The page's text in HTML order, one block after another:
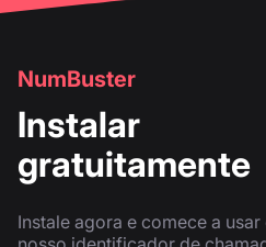
NumBuster
Instalar
gratuitamente
Instale agora e comece a